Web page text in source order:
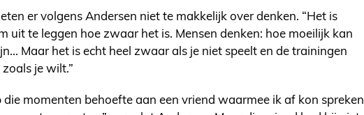
er volgens Andersen niet te makkelijk over denken. “Het is
uit te leggen hoe zwaar het is. Mensen denken: hoe moeilijk kan
Maar het is echt heel zwaar als je niet speelt en de trainingen
je wilt.”
die momenten behoefte aan een vriend waarmee ik af kon spreken